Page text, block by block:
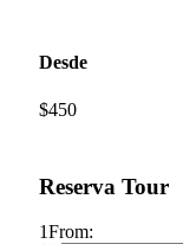
Desde
$450
Reserva Tour
1From: